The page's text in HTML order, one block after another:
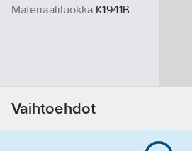
Materiaaliluokka K1941B
Vaihtoehdot